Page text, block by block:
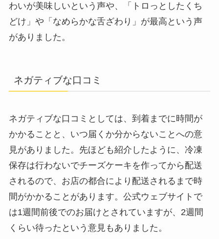
わいが美味しいという声や、「トロっとしたくち
どけ」や「なめらかな舌ざわり」が最高という声
がありました。
ネガティブな口コミ
ネガティブな口コミとしては、到着までに時間が
かかることと、いつ届くか分からないことへの意
見がありました。先ほども紹介したように、冷凍
保存は行わないでチーズケーキを作ってから配送
されるので、お店の都合により配送されるまで時
間がかかることがあります。公式ウェブサイトで
は1週間前後でのお届けとされていますが、2週間
くらい待ったという意見もありました。